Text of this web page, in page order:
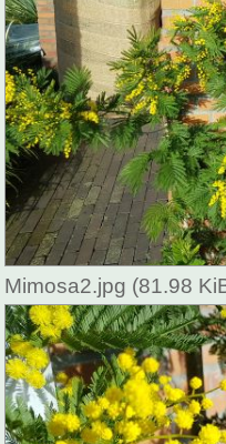
Mimosa2.jpg (81.98